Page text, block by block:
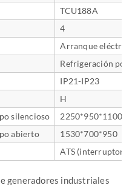
TCU188A
4
Arranque eléctrico
Refrigeración por
IP21-IP23
H
silencioso
2250*950*1100
abierto
1530*700*950
ATS (interruptor
generadores industriales